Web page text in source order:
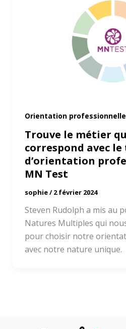
Orientation professionnelle
Trouve le métier
correspond avec le
d’orientation
MN Test
sophie/2 février 2024
Steven Rudolph a mis au
Natures Multiples qui
pour choisir notre
avec notre nature unique.